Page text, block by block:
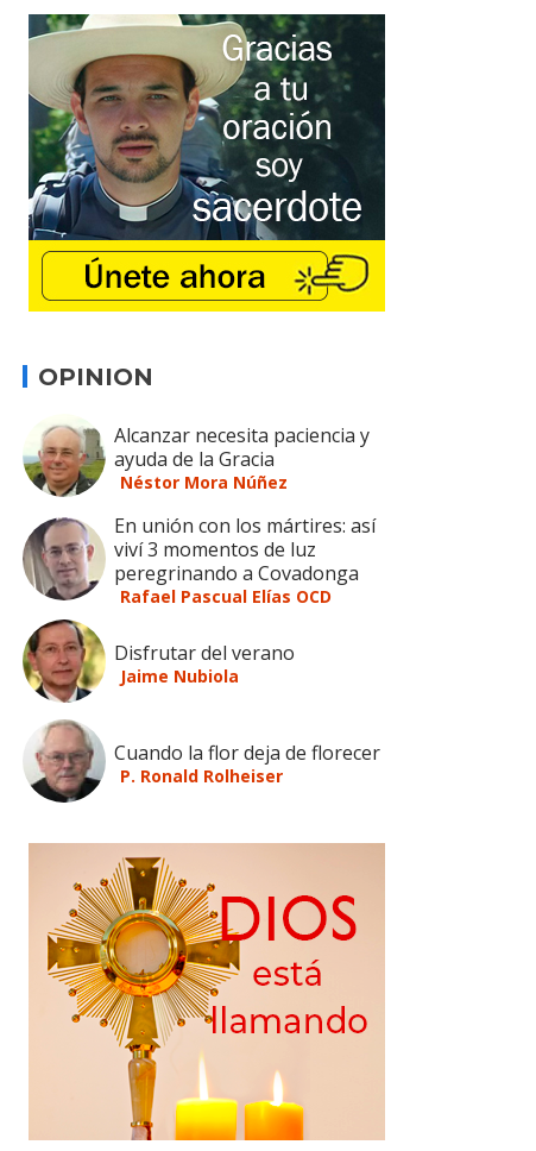
OPINION
Alcanzar necesita paciencia y
ayuda de la Gracia
Néstor Mora Núñez
En unión con los mártires: así
viví 3 momentos de luz
peregrinando a Covadonga
Rafael Pascual Elías OCD
Disfrutar del verano
Jaime Nubiola
Cuando la flor deja de florecer
P. Ronald Rolheiser